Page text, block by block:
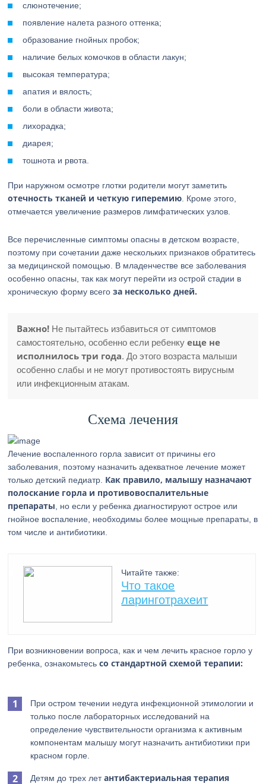
слюнотечение;
появление налета разного оттенка;
образование гнойных пробок;
наличие белых комочков в области лакун;
высокая температура;
апатия и вялость;
боли в области живота;
лихорадка;
диарея;
тошнота и рвота.
При наружном осмотре глотки родители могут заметить
отечность тканей и четкую гиперемию . Кроме этого,
отмечается увеличение размеров лимфатических узлов.
Все перечисленные симптомы опасны в детском возрасте,
поэтому при сочетании даже нескольких признаков обратитесь
за медицинской помощью. В младенчестве все заболевания
особенно опасны, так как могут перейти из острой стадии в
хроническую форму всегоза несколько дней.
Важно! Не пытайтесь избавиться от симптомов
самостоятельно, особенно если ребенкуеще не
исполнилось три года. До этого возраста малыши
особенно слабы и не могут противостоять вирусным
или инфекционным атакам.
Схема лечения
Лечение воспаленного горла зависит от причины его
заболевания, поэтому назначить адекватное лечение может
только детский педиатр. Как правило, малышу назначают
полоскание горла и противовоспалительные
препараты , но если у ребенка диагностируют острое или
гнойное воспаление, необходимы более мощные препараты, в
том числе и антибиотики.
Читайте также:
Что такое
ларинготрахеит
При возникновении вопроса, как и чем лечить красное горло у
ребенка, ознакомьтесьсо стандартной схемой терапии:
При остром течении недуга инфекционной этимологии и
только после лабораторных исследований на
определение чувствительности организма к активным
компонентам малышу могут назначить антибиотики при
красном горле.
Детям до трех летантибактериальная терапия